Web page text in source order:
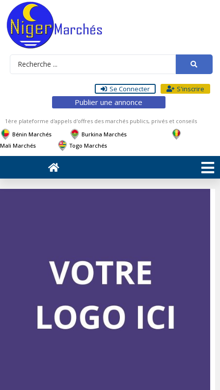
Se Connecter S'inscrire
Publier une annonce
1ère plateforme d'appels d'offres des marchés publics, privés et conseils
Bénin Marchés
Burkina Marchés
Mali Marchés
Togo Marchés